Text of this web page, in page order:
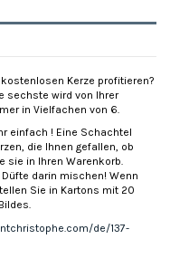
Kerze profitieren?
sechste wird von Ihrer
in Vielfachen von 6.
einfach ! Eine Schachtel
die Ihnen gefallen, ob
sie in Ihren Warenkorb.
darin mischen! Wenn
Sie in Kartons mit 20
de/137-